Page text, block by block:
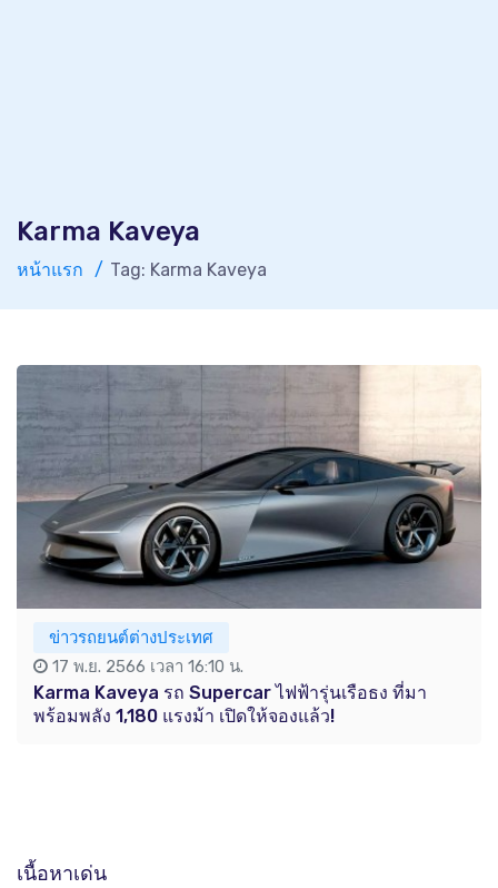
Karma Kaveya
หน้าแรก Tag: Karma Kaveya
ข่าวรถยนต์ต่างประเทศ
17 พ.ย. 2566 เวลา 16:10 น.
Karma Kaveya รถ Supercar ไฟฟ้ารุ่นเรือธง ที่มา
พร้อมพลัง 1,180 แรงม้า เปิดให้จองแล้ว!
เนื้อหาเด่น